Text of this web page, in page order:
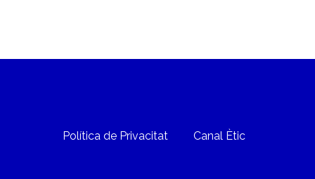
Política de Privacitat Canal Ètic